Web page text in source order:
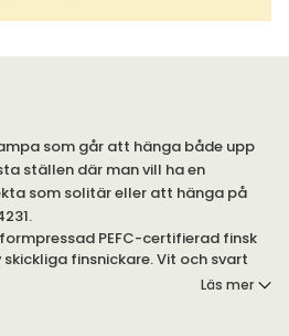
som går att hänga både upp
ställen där man vill ha en
som solitär eller att hänga på
PEFC-certifierad finsk
finsnickare. Vit och svart
har en vaxad valnötsfanerLäs mer